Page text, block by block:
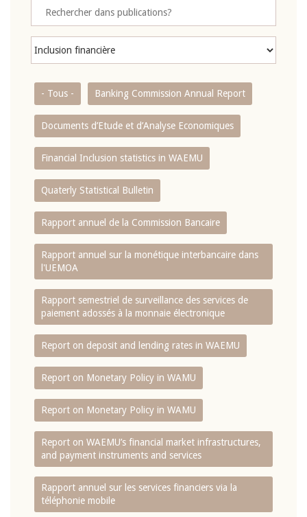
- Tous - Banking Commission Annual Report
Documents d’Etude et d’Analyse Economiques
Financial Inclusion statistics in WAEMU
Quaterly Statistical Bulletin
Rapport annuel de la Commission Bancaire
Rapport annuel sur la monétique interbancaire dans
l'UEMOA
Rapport semestriel de surveillance des services de
paiement adossés à la monnaie électronique
Report on deposit and lending rates in WAEMU
Report on Monetary Policy in WAMU
Report on Monetary Policy in WAMU
Report on WAEMU’s financial market infrastructures,
and payment instruments and services
Rapport annuel sur les services financiers via la
téléphonie mobile